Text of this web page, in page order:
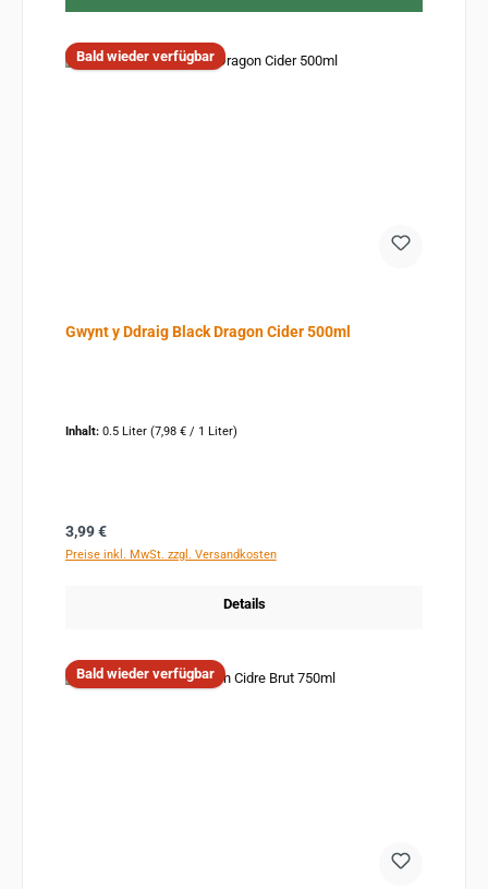
Bald wieder verfügbar
Gwynt y Ddraig Black Dragon Cider 500ml
Inhalt: 0.5 Liter (7,98 € / 1 Liter)
Regulärer Preis:
3,99 €
Preise inkl. MwSt. zzgl. Versandkosten
Details
Bald wieder verfügbar